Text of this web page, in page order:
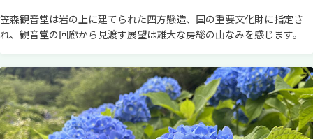
笠森観音堂は岩の上に建てられた四方懸造、国の重要文化財に指定さ
れ、観音堂の回廊から見渡す展望は雄大な房総の山なみを感じます。